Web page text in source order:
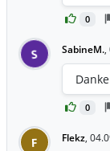
0
S SabineM.,
0
F Flekz,